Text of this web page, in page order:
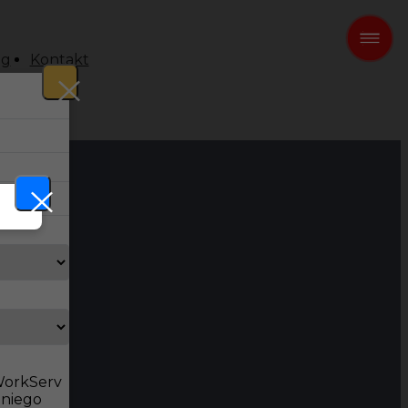
Kontakt